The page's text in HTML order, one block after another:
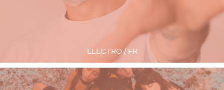
ELECTRO / FR